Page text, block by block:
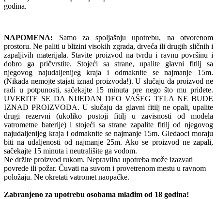
godina.
NAPOMENA: Samo za spoljašnju upotrebu, na otvorenom
prostoru. Ne paliti u blizini visokih zgrada, drveća ili drugih sličnih i
zapaljivih materijala. Stavite proizvod na tvrdu i ravnu površinu i
dobro ga pričvrstite. Stojeći sa strane, upalite glavni fitilj sa
njegovog najudaljenijeg kraja i odmaknite se najmanje 15m.
(Nikada nemojte stajati iznad proizvoda!). U slučaju da proizvod ne
radi u potpunosti, sačekajte 15 minuta pre nego što mu priđete.
UVERITE SE DA NIJEDAN DEO VAŠEG TELA NE BUDE
IZNAD PROIZVODA. U slučaju da glavni fitilj ne opali, upalite
drugi rezervni (ukoliko postoji fitilj u zavisnosti od modela
vatrometne baterije) i stojeći sa strane zapalite fitilj od njegovog
najudaljenijeg kraja i odmaknite se najmanje 15m. Gledaoci moraju
biti na udaljenosti od najmanje 25m. Ako se proizvod ne zapali,
sačekajte 15 minuta i neutrališite ga vodom.
Ne držite proizvod rukom. Nepravilna upotreba može izazvati
povrede ili požar. Čuvati na suvom i provetrenom mestu u ravnom
položaju. Ne okretati vatromet naopačke.
Zabranjeno za upotrebu osobama mlađim od 18 godina!